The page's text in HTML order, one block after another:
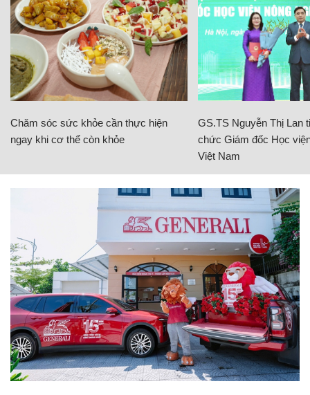
Chăm sóc sức khỏe cần thực hiện
ngay khi cơ thể còn khỏe
GS.TS Nguyễn Thị Lan
chức Giám đốc Học
Việt Nam